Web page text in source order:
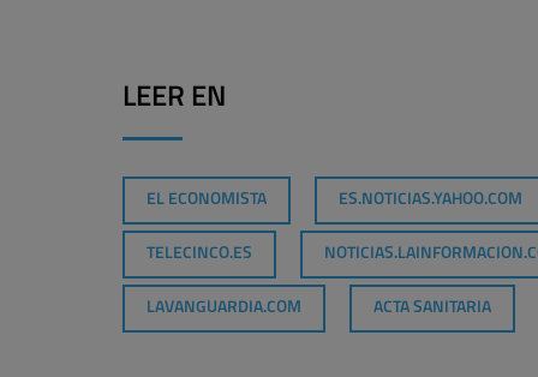
LEER EN
EL ECONOMISTA ES.NOTICIAS.YAHOO.COM
TELECINCO.ES
LAVANGUARDIA.COM ACTA SANITARIA